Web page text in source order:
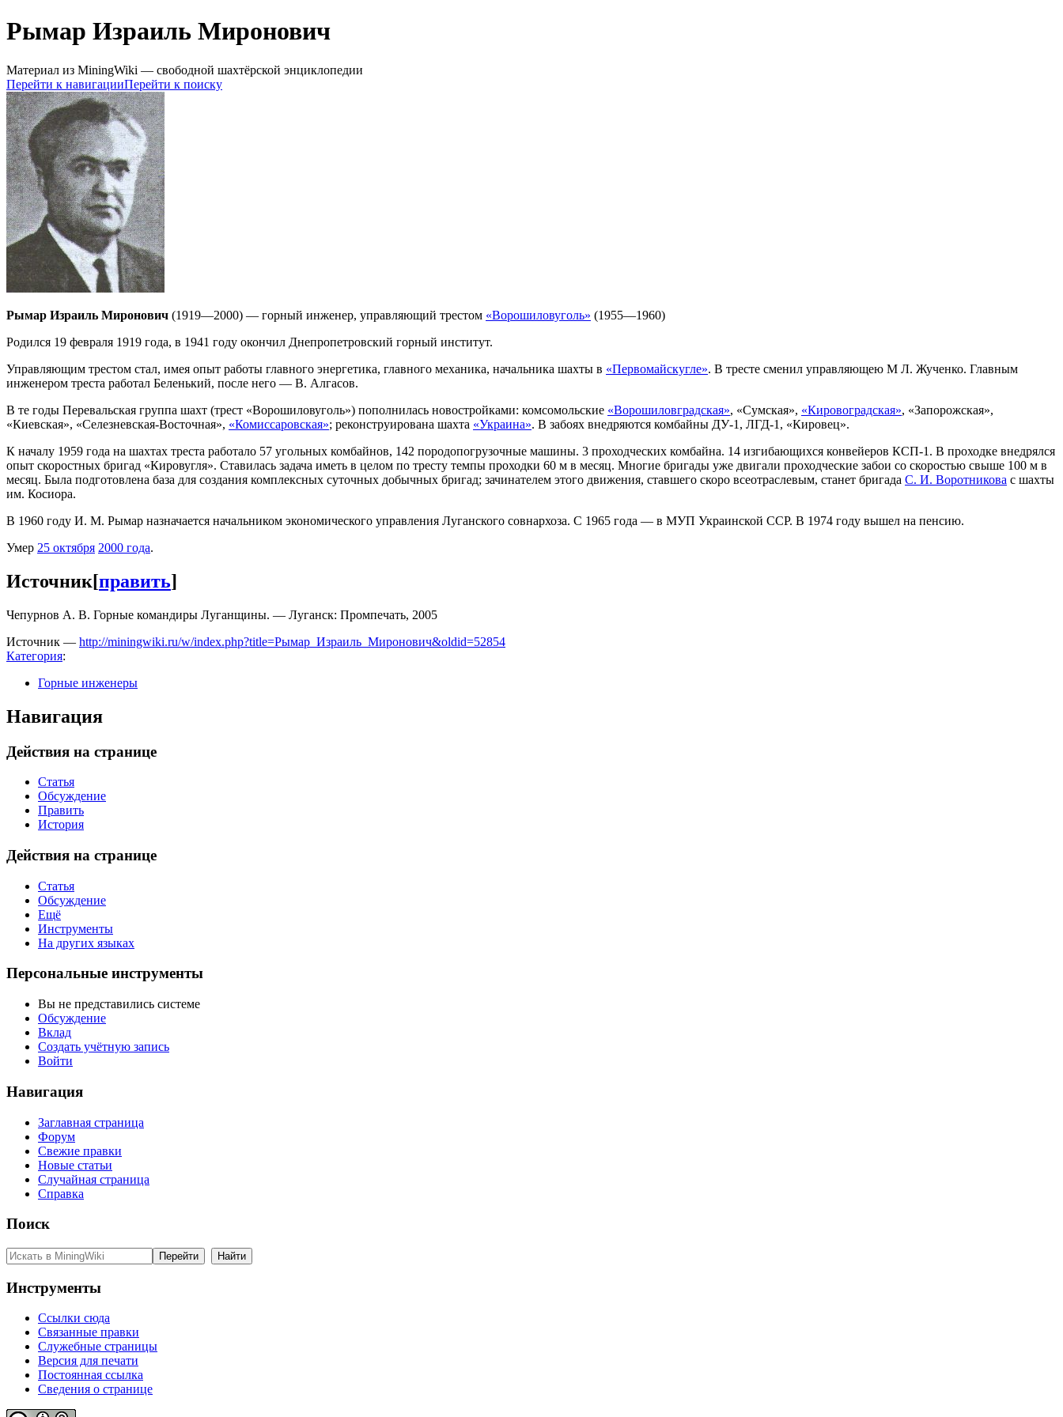
Рымар Израиль Миронович
Материал из MiningWiki — свободной шахтёрской энциклопедии
Перейти к навигацииПерейти к поиску
Рымар Израиль Миронович (1919—2000) — горный инженер, управляющий трестом «Ворошиловуголь» (1955—1960)
Родился 19 февраля 1919 года, в 1941 году окончил Днепропетровский горный институт.
Управляющим трестом стал, имея опыт работы главного энергетика, главного механика, начальника шахты в «Первомайскугле». В тресте сменил управляющею М Л. Жученко. Главным
инженером треста работал Беленький, после него — В. Алгасов.
В те годы Перевальская группа шахт (трест «Ворошиловуголь») пополнилась новостройками: комсомольские «Ворошиловградская», «Сумская», «Кировоградская», «Запорожская»,
«Киевская», «Селезневская-Восточная», «Комиссаровская»; реконструирована шахта «Украина». В забоях внедряются комбайны ДУ-1, ЛГД-1, «Кировец».
К началу 1959 года на шахтах треста работало 57 угольных комбайнов, 142 породопогрузочные машины. 3 проходческих комбайна. 14 изгибающихся конвейеров КСП-1. В проходке внедрялся
опыт скоростных бригад «Кировугля». Ставилась задача иметь в целом по тресту темпы проходки 60 м в месяц. Многие бригады уже двигали проходческие забои со скоростью свыше 100 м в
месяц. Была подготовлена база для создания комплексных суточных добычных бригад; зачинателем этого движения, ставшего скоро всеотраслевым, станет бригада С. И. Воротникова с шахты
им. Косиора.
В 1960 году И. М. Рымар назначается начальником экономического управления Луганского совнархоза. С 1965 года — в МУП Украинской ССР. В 1974 году вышел на пенсию.
Умер 25 октября 2000 года.
Источник[править]
Чепурнов А. В. Горные командиры Луганщины. — Луганск: Промпечать, 2005
Источник — http://miningwiki.ru/w/index.php?title=Рымар_Израиль_Миронович&oldid=52854
Категория:
Горные инженеры
Навигация
Действия на странице
Статья
Обсуждение
Править
История
Действия на странице
Статья
Обсуждение
Ещё
Инструменты
На других языках
Персональные инструменты
Вы не представились системе
Обсуждение
Вклад
Создать учётную запись
Войти
Навигация
Заглавная страница
Форум
Свежие правки
Новые статьи
Случайная страница
Справка
Поиск
Инструменты
Ссылки сюда
Связанные правки
Служебные страницы
Версия для печати
Постоянная ссылка
Сведения о странице